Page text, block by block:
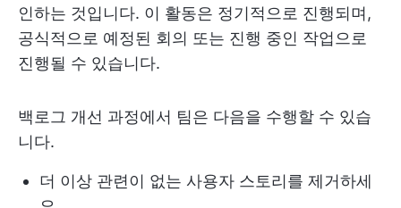
인하는 것입니다. 이 활동은 정기적으로 진행되며,
공식적으로 예정된 회의 또는 진행 중인 작업으로
진행될 수 있습니다.
백로그 개선 과정에서 팀은 다음을 수행할 수 있습
니다.
더 이상 관련이 없는 사용자 스토리를 제거하세